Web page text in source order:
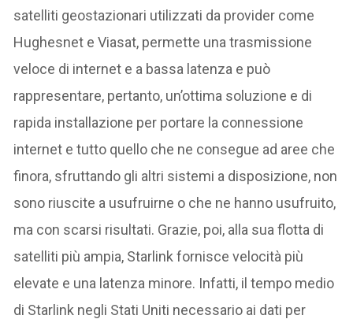
satelliti geostazionari utilizzati da provider come
Hughesnet e Viasat, permette una trasmissione
veloce di internet e a bassa latenza e può
rappresentare, pertanto, un’ottima soluzione e di
rapida installazione per portare la connessione
internet e tutto quello che ne consegue ad aree che
finora, sfruttando gli altri sistemi a disposizione, non
sono riuscite a usufruirne o che ne hanno usufruito,
ma con scarsi risultati. Grazie, poi, alla sua flotta di
satelliti più ampia, Starlink fornisce velocità più
elevate e una latenza minore. Infatti, il tempo medio
di Starlink negli Stati Uniti necessario ai dati per